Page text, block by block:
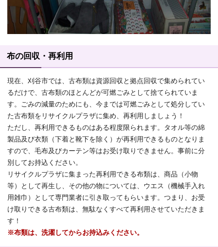
布の回収・再利用
現在、刈谷市では、古布類は資源回収と拠点回収で集められてい
るだけで、古布類のほとんどが可燃ごみとして捨てられていま
す。ごみの減量のためにも、今までは可燃ごみとして処分してい
た古布類をリサイクルプラザに集め、再利用しましょう！
ただし、再利用できるものはある程度限られます。タオル等の綿
製品及び衣類（下着と靴下を除く）が再利用できるものとなりま
すので、毛布及びカーテン等はお受け取りできません。事前に分
別してお持込ください。
リサイクルプラザに集まった再利用できる布類は、商品（小物
等）として再生し、その他の物については、ウエス（機械手入れ
用雑巾）として専門業者に引き取ってもらいます。つまり、お受
け取りできる古布類は、無駄なくすべて再利用させていただきま
す！
※布類は、洗濯してからお持込みください。